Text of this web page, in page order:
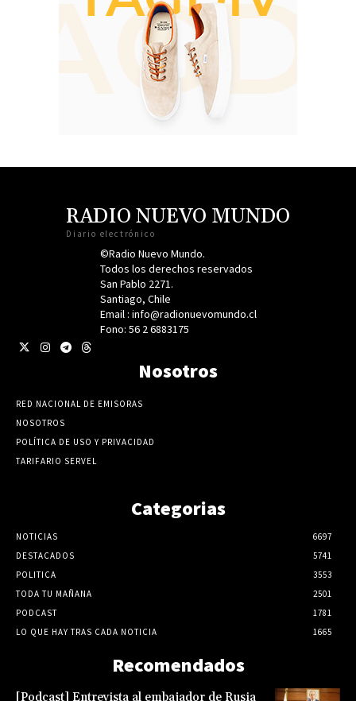
RADIO NUEVO MUNDO
Diario electrónico
©Radio Nuevo Mundo.
Todos los derechos reservados
San Pablo 2271.
Santiago, Chile
Email : info@radionuevomundo.cl
Fono: 56 2 6883175
Nosotros
RED NACIONAL DE EMISORAS
NOSOTROS
POLÍTICA DE USO Y PRIVACIDAD
TARIFARIO SERVEL
Categorias
NOTICIAS
6697
DESTACADOS
5741
POLITICA
3553
TODA TU MAÑANA
2501
PODCAST
1781
LO QUE HAY TRAS CADA NOTICIA
1665
Recomendados
[Podcast] Entrevista al embajador de Rusia